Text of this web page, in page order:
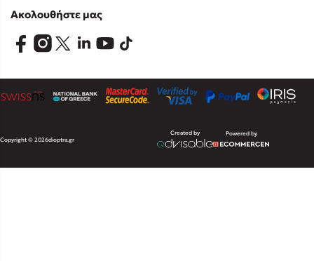
Ακολουθήστε μας
Copyright © 2026dioptra.gr
Created by Powered by